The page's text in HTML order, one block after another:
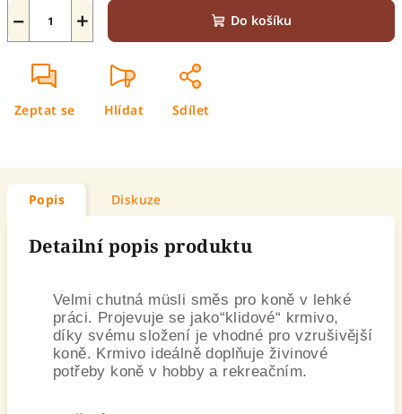
+
− Do košíku
Zeptat se Hlídat Sdílet
Popis Diskuze
Detailní popis produktu
Velmi chutná müsli směs pro koně v lehké
práci. Projevuje se jako“klidové“ krmivo,
díky svému složení je vhodné pro vzrušivější
koně. Krmivo ideálně doplňuje živinové
potřeby koně v hobby a rekreačním.